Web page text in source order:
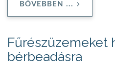
BŐVEBBEN ...
Fűrészüzemeket
bérbeadásra